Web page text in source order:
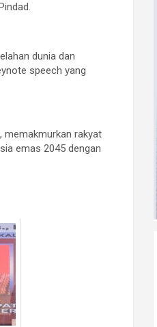
dunia dan
speech yang
memakmurkan rakyat
emas 2045 dengan